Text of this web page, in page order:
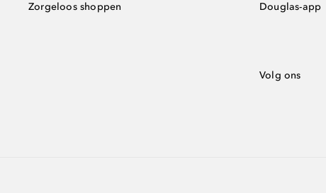
Zorgeloos shoppen Douglas-app
Volg ons